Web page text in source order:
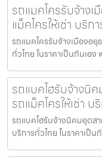
รถแมคโครรับจ้างเ
แม็คโครให้เช่า บริ
รถแมคโครรับจ้างเมืองอยุ
ทั่วไทย ในราคาเป็นกันเ
รถแบคโฮรับจ้างนิ
รถแม็คโครให้เช่า
รถแบคโฮรับจ้างนิคมอุตสา
บริการทั่วไทย ในราคาเป็